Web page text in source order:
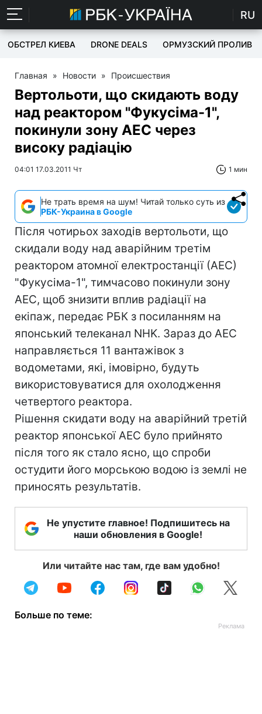
RU
ОБСТРЕЛ КИЕВА DRONE DEALS ОРМУЗСКИЙ ПРОЛИВ
Главная » Новости » Происшествия
Вертольоти, що скидають воду
над реактором "Фукусіма-1",
покинули зону АЕС через
високу радіацію
04:01 17.03.2011 Чт 1 мин
Не трать время на шум! Читай только суть из
РБК-Украина в Google
Після чотирьох заходів вертольоти, що
скидали воду над аварійним третім
реактором атомної електростанції (АЕС)
"Фукусіма-1", тимчасово покинули зону
АЕС, щоб знизити вплив радіації на
екіпаж, передає РБК з посиланням на
японський телеканал NHK. Зараз до АЕС
направляється 11 вантажівок з
водометами, які, імовірно, будуть
використовуватися для охолодження
четвертого реактора.
Рішення скидати воду на аварійний третій
реактор японської АЕС було прийнято
після того як стало ясно, що спроби
остудити його морською водою із землі не
приносять результатів.
Не упустите главное! Подпишитесь на
наши обновления в Google!
Или читайте нас там, где вам удобно!
Больше по теме: